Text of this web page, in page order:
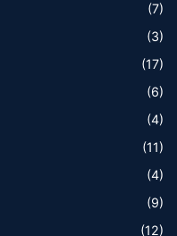
(7)
(3)
(17)
(6)
(4)
(11)
(4)
(9)
(12)